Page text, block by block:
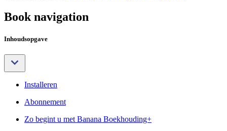
Book navigation
Inhoudsopgave
Installeren
Abonnement
Zo begint u met Banana Boekhouding+